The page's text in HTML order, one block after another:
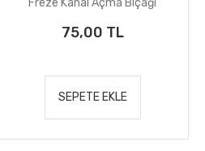
Freze Kanal Açma Bıçağı
75,00 TL
SEPETE EKLE